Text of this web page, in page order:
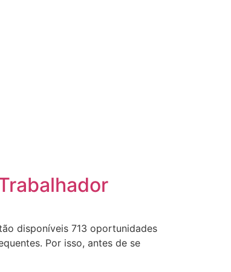
disponíveis 713 oportunidades
Por isso, antes de se